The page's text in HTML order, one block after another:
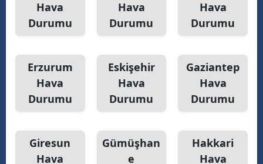
Hava
Durumu
Hava
Durumu
Hava
Durumu
Erzurum
Hava
Durumu
Eskişehir
Hava
Durumu
Gaziantep
Hava
Durumu
Giresun
Hava
Gümüşhan
e
Hakkari
Hava